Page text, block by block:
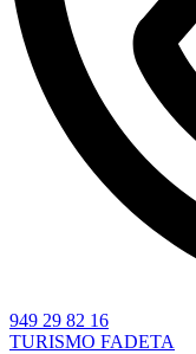
949 29 82 16
TURISMO FADETA